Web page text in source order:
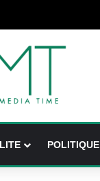
POLITIQUE